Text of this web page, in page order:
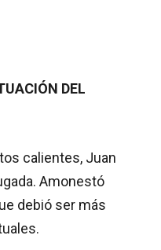
DEL
calientes, Juan
Amonestó
debió ser más